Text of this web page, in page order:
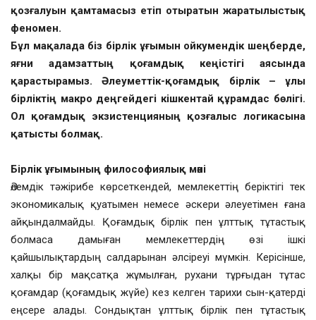
қозғалуын қамтамасыз етіп отыратын жаратылыстық
феномен.
Бұл мақалада біз бірлік ұғымын ойкумендік шеңберде,
яғни адамзаттың қоғамдық кеңістігі аясында
қарастырамыз. Әлеуметтік-қоғамдық бірлік – ұлы
бірліктің макро деңгейдегі кішкентай құрамдас бөлігі.
Ол қоғамдық экзистенцияның қозғалыс логикасына
қатысты болмақ.
Бірлік ұғымының философиялық мәні
Әлемдік тәжірибе көрсеткендей, мемлекеттің беріктігі тек
экономикалық қуатымен немесе әскери әлеуетімен ғана
айқындалмайды. Қоғамдық бірлік пен ұлттық тұтастық
болмаса дамыған мемлекеттердің өзі ішкі
қайшылықтардың салдарынан әлсіреуі мүмкін. Керісінше,
халқы бір мақсатқа жұмылған, рухани тұрғыдан тұтас
қоғамдар (қоғамдық жүйе) кез келген тарихи сын-қатерді
еңсере алады. Сондықтан ұлттық бірлік пен тұтастық